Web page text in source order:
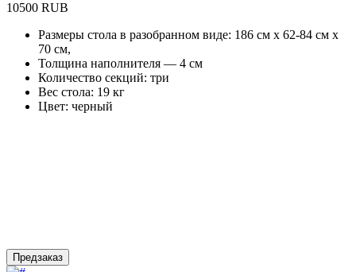
10500 RUB
Размеры стола в разобранном виде: 186 см х 62-84 см х
70 см,
Толщина наполнителя — 4 см
Количество секций: три
Вес стола: 19 кг
Цвет: черный
Предзаказ